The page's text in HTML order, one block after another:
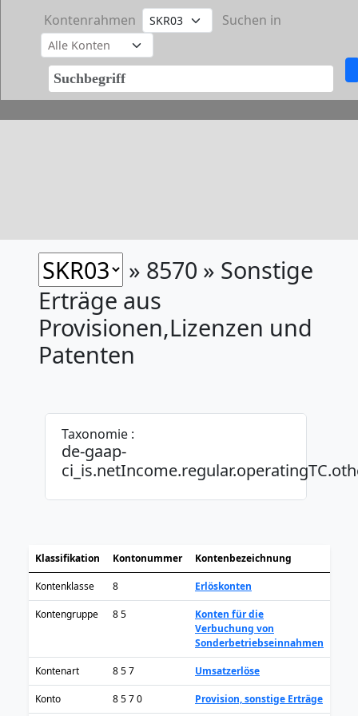
Kontenrahmen Suchen in
» 8570 » Sonstige
Erträge aus
Provisionen,Lizenzen und
Patenten
Taxonomie :
de-gaap-
Klassifikation Kontonummer Kontenbezeichnung
Kontenklasse 8 Erlöskonten
Kontengruppe 8 5
Konten für die
Verbuchung von
Sonderbetriebseinnahmen
Kontenart 8 5 7 Umsatzerlöse
Konto 8 5 7 0 Provision, sonstige Erträge